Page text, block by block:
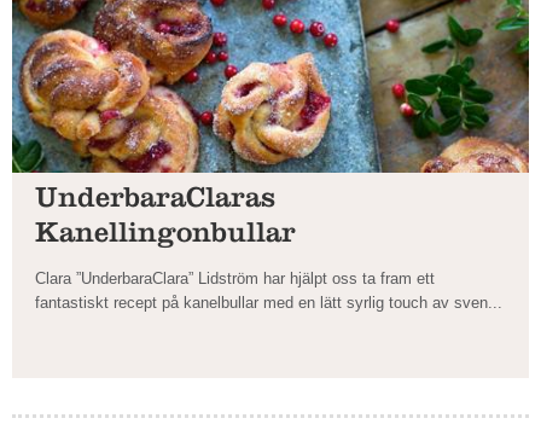
UnderbaraClaras
Kanellingonbullar
Clara ”UnderbaraClara” Lidström har hjälpt oss ta fram ett
fantastiskt recept på kanelbullar med en lätt syrlig touch av sven...